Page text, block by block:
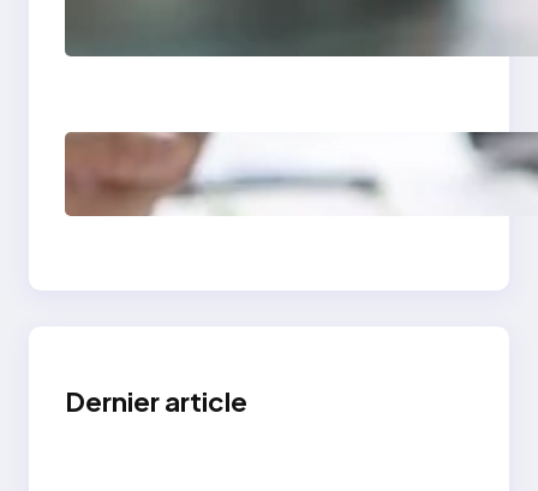
photographe grâce à
Site vitrine expert-
comptable : levier de
croissance
Dernier article